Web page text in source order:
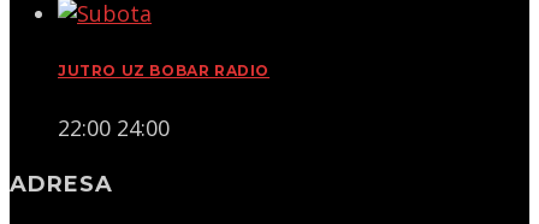
JUTRO UZ BOBAR RADIO
22:00 24:00
ADRESA